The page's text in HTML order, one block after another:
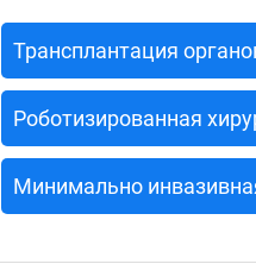
Трансплантация
Роботизированная
Минимально